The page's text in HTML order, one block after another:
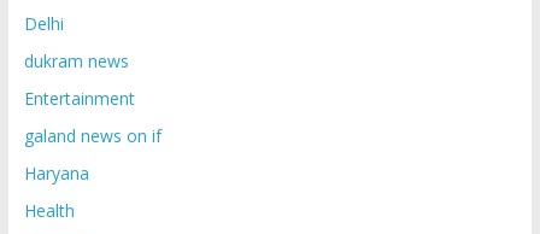
Delhi
dukram news
Entertainment
galand news on if
Haryana
Health